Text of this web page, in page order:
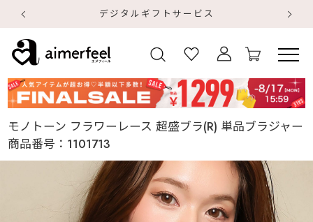
デジタルギフトサービス
モノトーン フラワーレース 超盛ブラ(R) 単品ブラジャー
商品番号： 1101713